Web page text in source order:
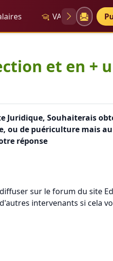
VAE
Juridique, So
et en +
Juridique, Souhaiterais
de puériculture mais au
réponse
sur le forum du site
intervenants si cela